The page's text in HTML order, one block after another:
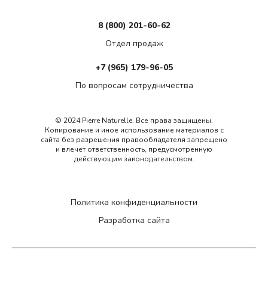
© 2024 Pierre Naturelle. Все права защищены.
Копирование и иное использование материалов с
сайта без разрешения правообладателя запрещено
и влечет ответственность, предусмотренную
действующим законодательством.
По вопросам сотрудничества
+7 (965) 179-96-05
Отдел продаж
8 (800) 201-60-62
Политика конфиденциальности
Разработка сайта